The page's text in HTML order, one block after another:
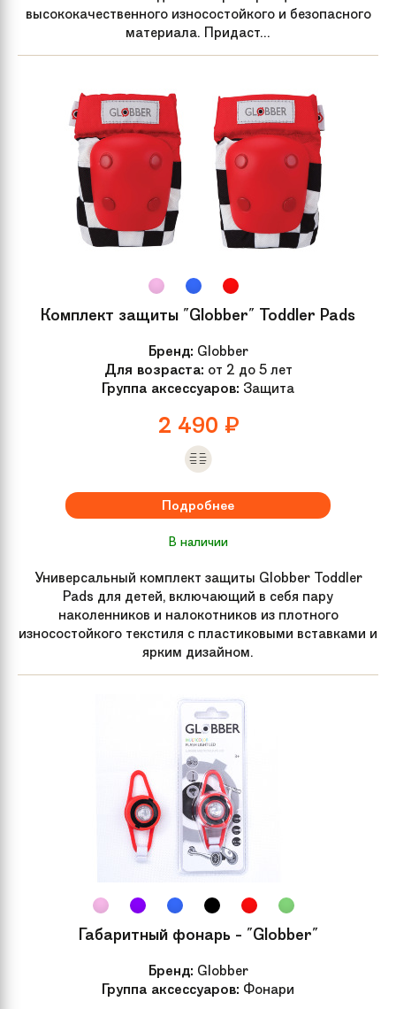
высококачественного износостойкого и безопасного
материала. Придаст...
Комплект защиты "Globber" Toddler Pads
Бренд: Globber
Для возраста: от 2 до 5 лет
Группа аксессуаров: Защита
2 490 ₽
Подробнее
В наличии
Универсальный комплект защиты Globber Toddler
Pads для детей, включающий в себя пару
наколенников и налокотников из плотного
износостойкого текстиля с пластиковыми вставками и
ярким дизайном.
Габаритный фонарь - "Globber"
Бренд: Globber
Группа аксессуаров: Фонари